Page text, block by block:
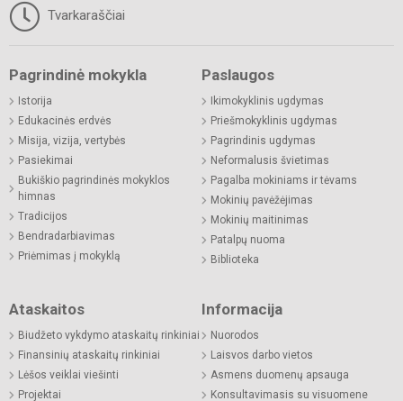
Tvarkaraščiai
Pagrindinė mokykla
Istorija
Edukacinės erdvės
Misija, vizija, vertybės
Pasiekimai
Bukiškio pagrindinės mokyklos
himnas
Tradicijos
Bendradarbiavimas
Priėmimas į mokyklą
Paslaugos
Ikimokyklinis ugdymas
Priešmokyklinis ugdymas
Pagrindinis ugdymas
Neformalusis švietimas
Pagalba mokiniams ir tėvams
Mokinių pavėžėjimas
Mokinių maitinimas
Patalpų nuoma
Biblioteka
Ataskaitos
Biudžeto vykdymo ataskaitų rinkiniai
Finansinių ataskaitų rinkiniai
Lėšos veiklai viešinti
Projektai
Informacija
Nuorodos
Laisvos darbo vietos
Asmens duomenų apsauga
Konsultavimasis su visuomene